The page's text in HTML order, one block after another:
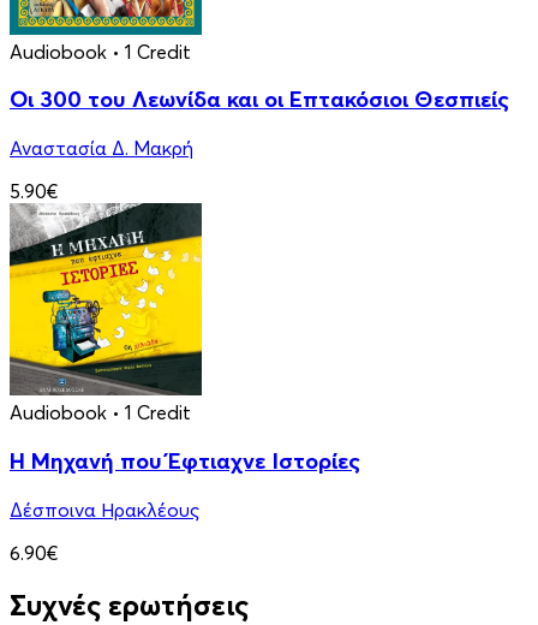
Audiobook • 1 Credit
Οι 300 του Λεωνίδα και οι Eπτακόσιοι Θεσπιείς
Αναστασία Δ. Μακρή
5.90€
Audiobook • 1 Credit
Η Μηχανή που Έφτιαχνε Ιστορίες
Δέσποινα Ηρακλέους
6.90€
Συχνές ερωτήσεις